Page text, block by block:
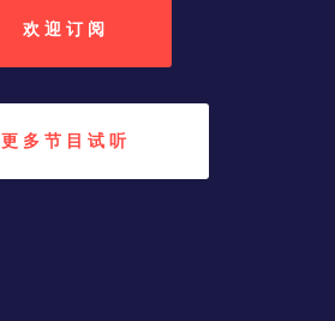
欢迎订阅
更多节目试听